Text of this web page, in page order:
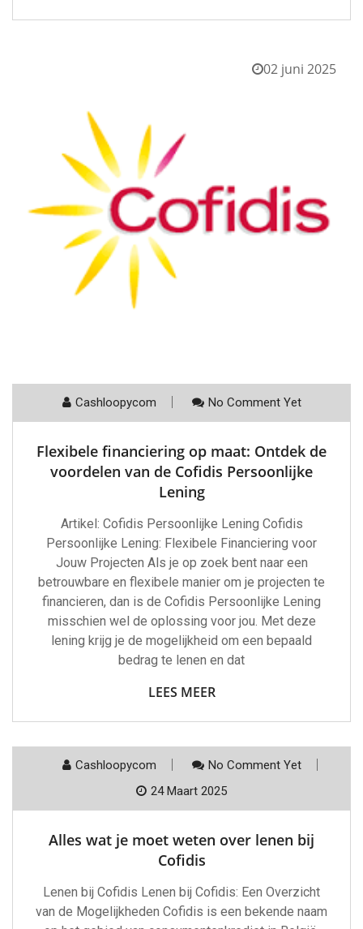
02 juni 2025
Cashloopycom No Comment Yet
Flexibele financiering op maat: Ontdek de
voordelen van de Cofidis Persoonlijke
Lening
Artikel: Cofidis Persoonlijke Lening Cofidis
Persoonlijke Lening: Flexibele Financiering voor
Jouw Projecten Als je op zoek bent naar een
betrouwbare en flexibele manier om je projecten te
financieren, dan is de Cofidis Persoonlijke Lening
misschien wel de oplossing voor jou. Met deze
lening krijg je de mogelijkheid om een bepaald
bedrag te lenen en dat
LEES MEER
Cashloopycom
No Comment Yet
24 Maart 2025
Alles wat je moet weten over lenen bij
Cofidis
Lenen bij Cofidis Lenen bij Cofidis: Een Overzicht
van de Mogelijkheden Cofidis is een bekende naam